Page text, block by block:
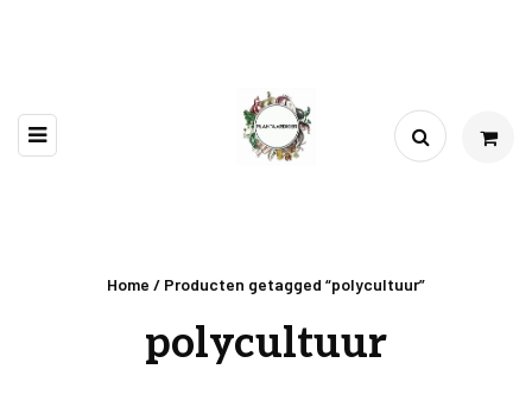
Home / Producten getagged “polycultuur”
polycultuur